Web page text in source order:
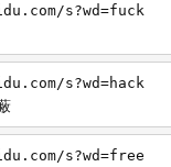
s?wd=fuck
s?wd=hack
s?wd=free